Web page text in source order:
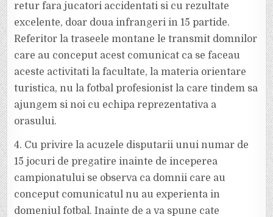
retur fara jucatori accidentati si cu rezultate
excelente, doar doua infrangeri in 15 partide.
Referitor la traseele montane le transmit domnilor
care au conceput acest comunicat ca se faceau
aceste activitati la facultate, la materia orientare
turistica, nu la fotbal profesionist la care tindem sa
ajungem si noi cu echipa reprezentativa a
orasului.
4. Cu privire la acuzele disputarii unui numar de
15 jocuri de pregatire inainte de inceperea
campionatului se observa ca domnii care au
conceput comunicatul nu au experienta in
domeniul fotbal. Inainte de a va spune cate